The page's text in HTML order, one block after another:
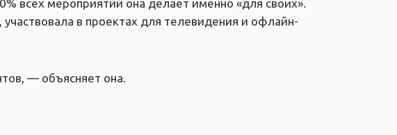
всех мероприятий она делает именно «для своих».
в проектах для телевидения и офлайн-
— объясняет она.